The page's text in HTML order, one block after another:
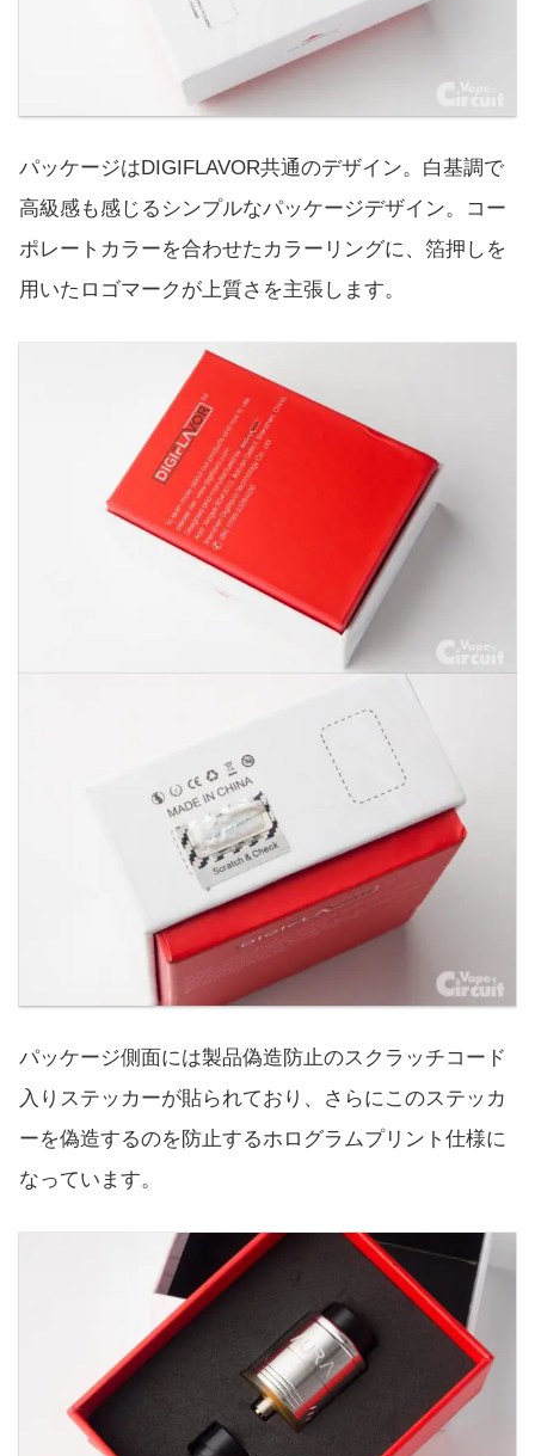
パッケージはDIGIFLAVOR共通のデザイン。白基調で
高級感も感じるシンプルなパッケージデザイン。コー
ポレートカラーを合わせたカラーリングに、箔押しを
用いたロゴマークが上質さを主張します。
パッケージ側面には製品偽造防止のスクラッチコード
入りステッカーが貼られており、さらにこのステッカ
ーを偽造するのを防止するホログラムプリント仕様に
なっています。